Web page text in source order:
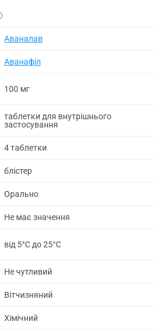
Аваналав
Аванафіл
100 мг
таблетки для внутрішнього
застосування
4 таблетки
блістер
Орально
Не має значення
від 5°C до 25°C
Не чутливий
Вітчизняний
Хімічний